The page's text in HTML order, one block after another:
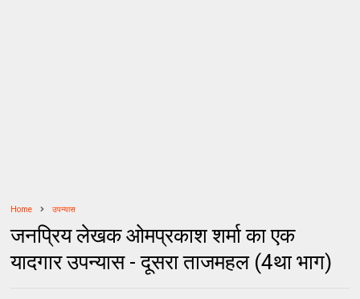
Home उपन्यास
जनप्रिय लेखक ओमप्रकाश शर्मा का एक
यादगार उपन्यास - दूसरा ताजमहल (4था भाग)